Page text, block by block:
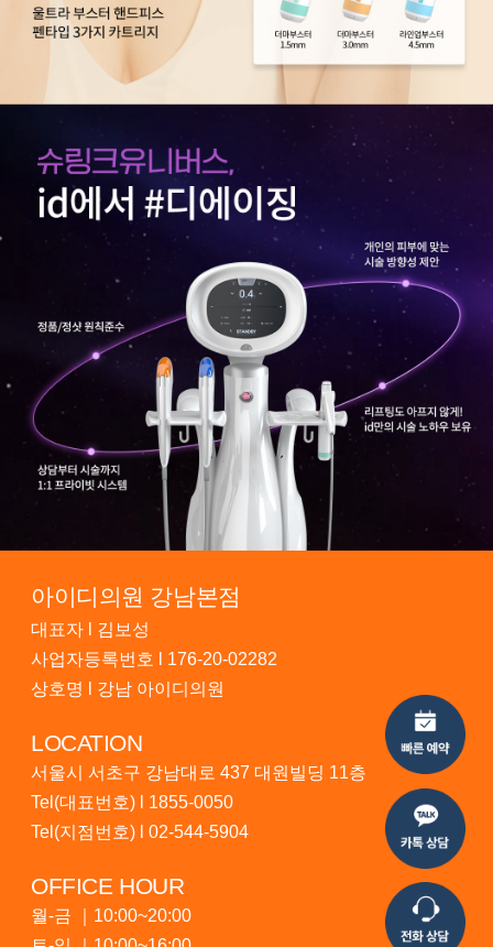
아이디의원 강남본점
대표자 l 김보성
사업자등록번호 l 176-20-02282
상호명 l 강남 아이디의원
LOCATION
서울시 서초구 강남대로 437 대원빌딩 11층
Tel(대표번호) l 1855-0050
Tel(지점번호) l 02-544-5904
OFFICE HOUR
월-금 ｜10:00~20:00